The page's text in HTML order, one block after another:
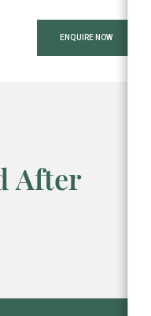
ENQUIRE NOW
After